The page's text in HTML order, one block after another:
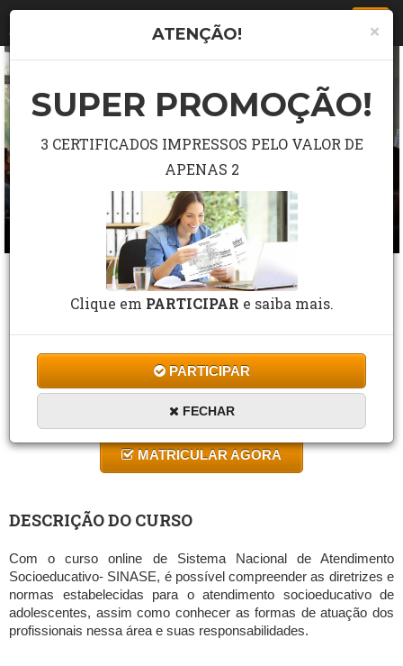
CURSO GRÁTIS DE SISTEMA NACIONAL
DE ATENDIMENTO SOCIOEDUCATIVO-
SINASE
3 Estrelas de 100 Avaliações
CF Cursos Cursos Assistência Social
10 a 60 horas
MATRICULAR AGORA
DESCRIÇÃO DO CURSO
Com o curso online de Sistema Nacional de Atendimento
Socioeducativo- SINASE, é possível compreender as diretrizes e
normas estabelecidas para o atendimento socioeducativo de
adolescentes, assim como conhecer as formas de atuação dos
profissionais nessa área e suas responsabilidades.
×
ATENÇÃO!
SUPER PROMOÇÃO!
3 CERTIFICADOS IMPRESSOS PELO VALOR DE
APENAS 2
Clique em PARTICIPAR e saiba mais.
PARTICIPAR
FECHAR